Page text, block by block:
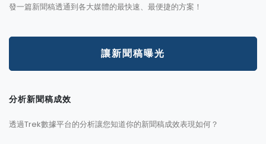
發一篇新聞稿透通到各大媒體的最快速、最便捷的方案！
讓新聞稿曝光
分析新聞稿成效
透過Trek數據平台的分析讓您知道你的新聞稿成效表現如何？